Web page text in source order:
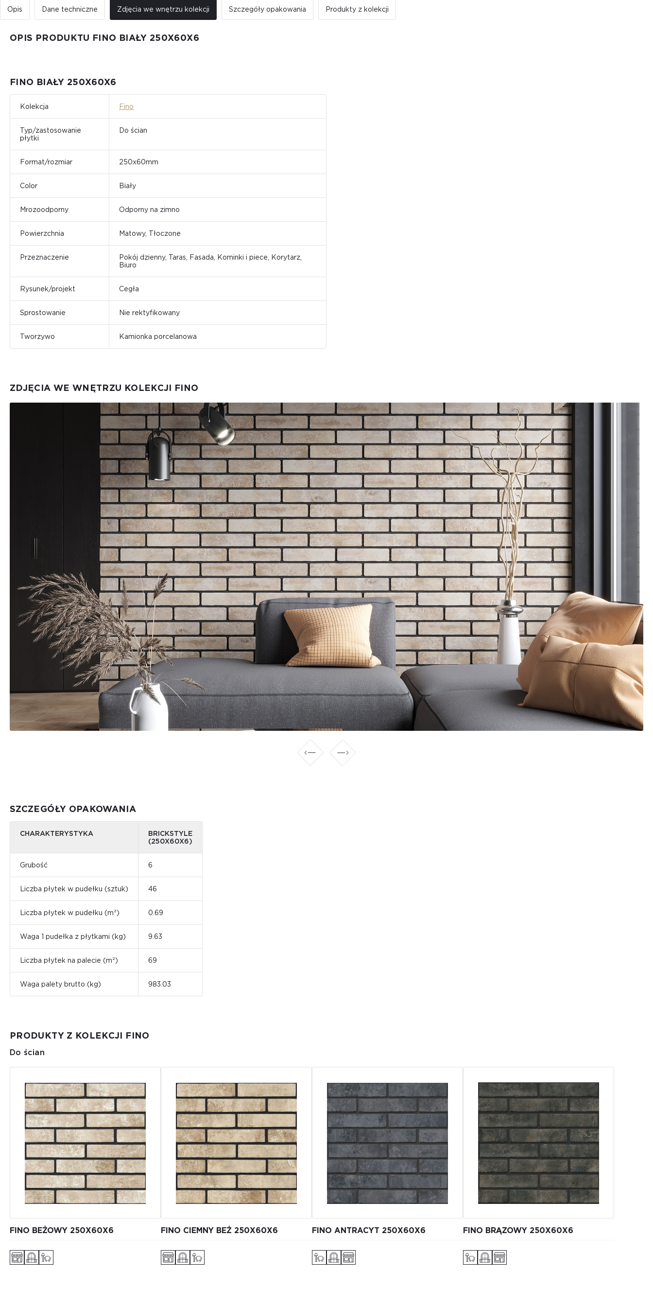
Opis Dane techniczne Zdjęcia we wnętrzu kolekcji Szczegóły opakowania Produkty z kolekcji
OPIS PRODUKTU FINO BIAŁY 250Х60Х6
FINO BIAŁY 250Х60Х6
Kolekcja Fino
Typ/zastosowanie
płytki
Do ścian
Format/rozmiar 250x60mm
Color Biały
Mrozoodporny Odporny na zimno
Powierzchnia Matowy, Tłoczone
Przeznaczenie
Pokój dzienny, Taras, Fasada, Kominki i piece, Korytarz,
Biuro
Rysunek/projekt Cegła
Sprostowanie Nie rektyfikowany
Tworzywo Kamionka porcelanowa
ZDJĘCIA WE WNĘTRZU KOLEKCJI FINO
SZCZEGÓŁY OPAKOWANIA
CHARAKTERYSTYKA
BRICKSTYLE
(250Х60Х6)
Grubość 6
Liczba płytek w pudełku (sztuk) 46
Liczba płytek w pudełku (m²) 0.69
Waga 1 pudełka z płytkami (kg) 9.63
Liczba płytek na palecie (m²) 69
Waga palety brutto (kg) 983.03
PRODUKTY Z KOLEKCJI FINO
Do ścian
FINO BEŻOWY 250X60X6 FINO CIEMNY BEŻ 250Х60Х6 FINO ANTRACYT 250Х60Х6 FINO BRĄZOWY 250Х60Х6